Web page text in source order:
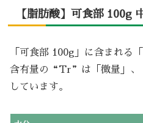
【脂肪酸】可食部 100g
「可食部 100g」に含まれる
含有量の“Tr”は「微量」
しています。